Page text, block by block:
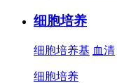
细胞培养
细胞培养基 血清
细胞培养